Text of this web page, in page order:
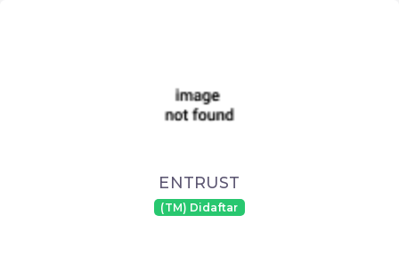
ENTRUST
(TM) Didaftar